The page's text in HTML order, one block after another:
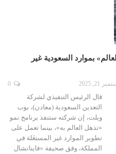
بموارد السعودية غير
21, 2025
قال الرئيس التنفيذي لشركة
التعدين السعودية (معادن)، بوب
ويلت، إن شركته ستنفذ برنامج نمو
«تذهل العالم به»، بينما تعمل على
تطوير الموارد غير المستغَلة في
المملكة، وفق صحيفة «فاينانشال